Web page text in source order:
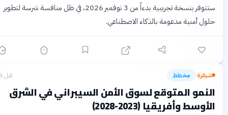
ستتوفر بنسخة تجريبية بدءاً من 3 نوفمبر 2026، في ظل منافسة شرسة لتطوير
أمنية مدعومة بالذكاء الاصطناعي.
› مخطط
المتوقع لسوق الأمن السيبراني في الشرق
وأفريقيا (2023-2028)